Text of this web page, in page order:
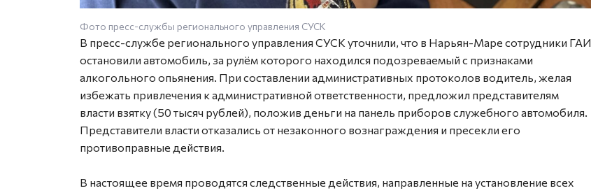
Фото пресс-службы регионального управления СУСК
В пресс-службе регионального управления СУСК уточнили, что в Нарьян-Маре сотрудники ГАИ
остановили автомобиль, за рулём которого находился подозреваемый с признаками
алкогольного опьянения. При составлении административных протоколов водитель, желая
избежать привлечения к административной ответственности, предложил представителям
власти взятку (50 тысяч рублей), положив деньги на панель приборов служебного автомобиля.
Представители власти отказались от незаконного вознаграждения и пресекли его
противоправные действия.
В настоящее время проводятся следственные действия, направленные на установление всех